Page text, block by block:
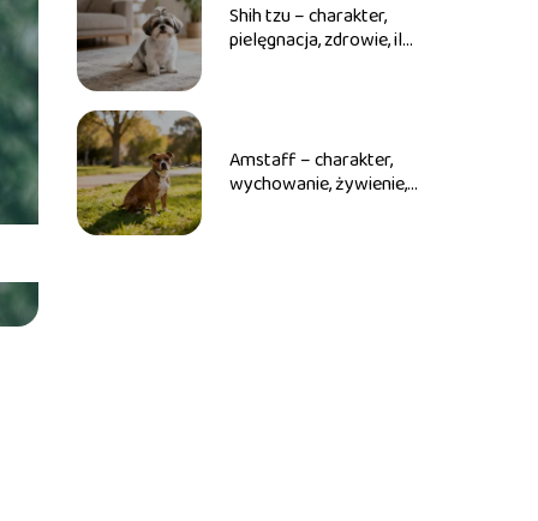
Shih tzu – charakter,
pielęgnacja, zdrowie, ile
Amstaff – charakter,
wychowanie, żywienie,